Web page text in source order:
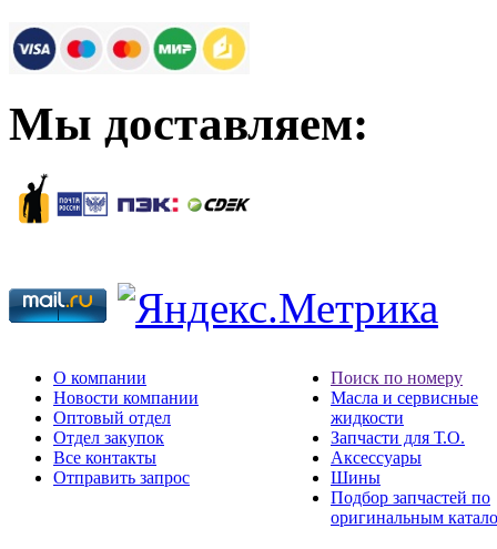
Мы доставляем:
О компании
Новости компании
Оптовый отдел
Отдел закупок
Все контакты
Отправить запрос
Поиск по номеру
Масла и сервисные
жидкости
Запчасти для Т.О.
Аксессуары
Шины
Подбор запчастей по
оригинальным